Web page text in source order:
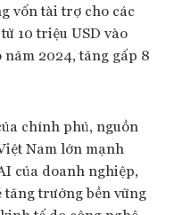
vốn tài trợ cho các
10 triệu USD vào
2024, tăng gấp 8
chính phủ, nguồn
Nam lớn mạnh
của doanh nghiệp,
tăng trưởng bền vững